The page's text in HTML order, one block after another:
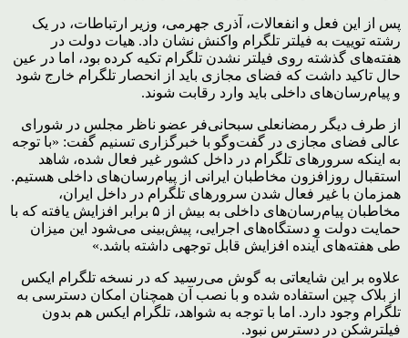
پس از این فعل و انفعالات، آذری جهرمی، وزیر ارتباطات، در یک
رشته توییت به فیلتر تلگرام واکنش نشان داد. هیات دولت در
هفته‌های گذشته روی فیلتر نشدن تلگرام تکیه کرده بود، اما در عین
حال تاکید داشت که فضای مجازی باید از انحصار تلگرام خارج شود
و پیام‌رسان‌های داخلی باید وارد رقابت شوند.
از طرف دیگر رمضانعلی سبحانی‌فر عضو ناظر مجلس در شورای
عالی فضای مجازی در گفت‌و‌گو با خبرگزاری تسنیم گفت: «با توجه
به اینکه سرورهای تلگرام در داخل کشور غیر فعال شده، شاهد
استقبال روزافزون مخاطبان ایرانی از پیام‌رسان‌های داخلی هستیم.
همزمان با غیر فعال شدن سرورهای تلگرام در داخل ایران،
مخاطبان پیام‌رسان‌های داخلی به بیش از ۵ برابر افزایش یافته که با
حمایت دولت و دستگاه‌های اجرایی، پیش‌بینی می‌شود این میزان
طی هفته‌های آینده افزایش قابل توجهی داشته باشد.»
علاوه بر این شایعاتی به گوش می‌رسید که در نسخه تلگرام ایکس
از بلاک چین استفاده شده و با نصب آن همچنان امکان دسترسی به
تلگرام وجود دارد. اما با توجه به شواهد، تلگرام ایکس هم بدون
فیلترشکن در دسترس نبود.